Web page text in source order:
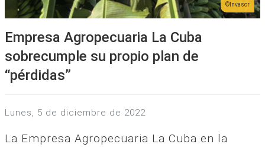
Invasor
Empresa Agropecuaria La Cuba
sobrecumple su propio plan de
“pérdidas”
lunes, 5 de diciembre de 2022
La Empresa Agropecuaria La Cuba en la